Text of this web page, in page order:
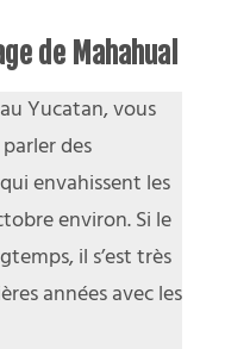
de Mahahual
Yucatan, vous
des
envahissent les
environ. Si le
il s’est très
années avec les